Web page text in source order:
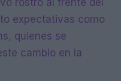
expectativas como
quienes se
cambio en la